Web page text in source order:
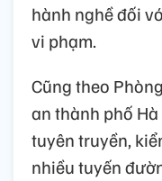
hành nghề đối
vi phạm.
Cũng theo
an thành phố
tuyên truyền,
nhiều tuyến